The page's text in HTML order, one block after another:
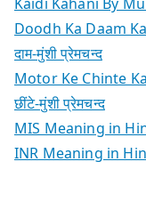
Doodh Ka Daam
दाम-मुंशी प्रेमचन्द
Motor Ke Chinte
छींटे-मुंशी प्रेमचन्द
MIS Meaning in
INR Meaning in